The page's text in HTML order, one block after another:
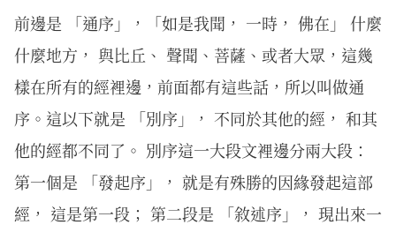
前邊是 「通序」，「如是我聞， 一時， 佛在」 什麼
什麼地方， 與比丘、 聲聞、菩薩、或者大眾，這幾
樣在所有的經裡邊，前面都有這些話，所以叫做通
序。這以下就是 「別序」， 不同於其他的經， 和其
他的經都不同了。 別序這一大段文裡邊分兩大段：
第一個是 「發起序」， 就是有殊勝的因緣發起這部
經， 這是第一段； 第二段是 「敘述序」， 現出來一